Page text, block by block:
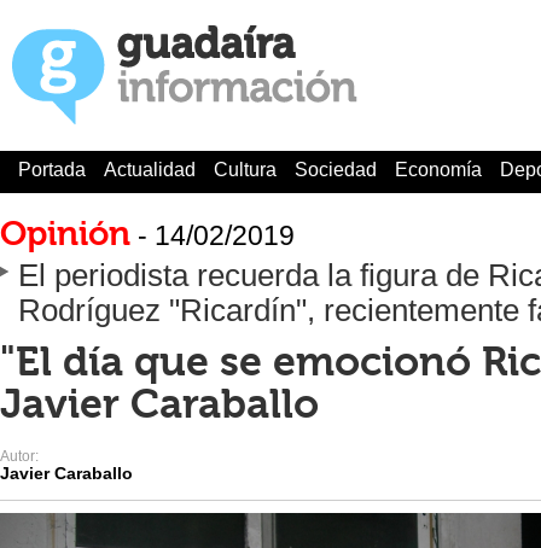
Portada Actualidad Cultura Sociedad Economía
Opinión - 14/02/2019
El periodista recuerda la figura de
Rodríguez "Ricardín", recientemente
"El día que se emocionó
Javier Caraballo
Autor:
Javier Caraballo